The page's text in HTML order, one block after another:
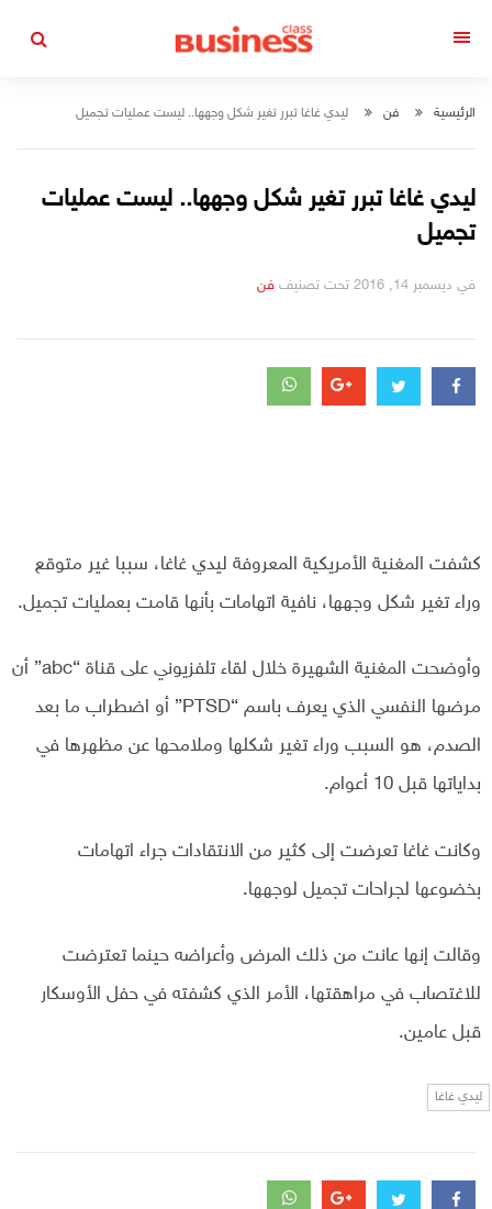
الرئيسية فن ليدي غاغا تبرر تغير شكل وجهها.. ليست عمليات تجميل
ليدي غاغا تبرر تغير شكل وجهها.. ليست عمليات
تجميل
في ديسمبر 14, 2016 تحت تصنيف التصانيف
فن
كشفت المغنية الأمريكية المعروفة ليدي غاغا، سببا غير متوقع
وراء تغير شكل وجهها، نافية اتهامات بأنها قامت بعمليات تجميل.
وأوضحت المغنية الشهيرة خلال لقاء تلفزيوني على قناة “abc” أن
مرضها النفسي الذي يعرف باسم “PTSD” أو اضطراب ما بعد
الصدم، هو السبب وراء تغير شكلها وملامحها عن مظهرها في
بداياتها قبل 10 أعوام.
وكانت غاغا تعرضت إلى كثير من الانتقادات جراء اتهامات
بخضوعها لجراحات تجميل لوجهها.
وقالت إنها عانت من ذلك المرض وأعراضه حينما تعترضت
للاغتصاب في مراهقتها، الأمر الذي كشفته في حفل الأوسكار
قبل عامين.
ليدي غاغا